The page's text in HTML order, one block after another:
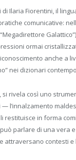
Ilaria Fiorentini, il
comunicative:
ormai
anche a
nei dizionari
si rivela così uno
l’innalzamento
restituisce in forma
parlare di una vera
attraversano contesti